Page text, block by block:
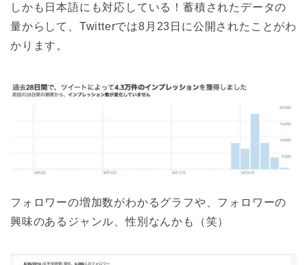
しかも日本語にも対応している！蓄積されたデータの
量からして、Twitterでは8月23日に公開されたことがわ
かります。
フォロワーの増加数がわかるグラフや、フォロワーの
興味のあるジャンル、性別なんかも（笑）